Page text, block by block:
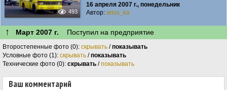
493
16 апреля 2007 г., понедельник
Автор: ariss_ka
↑ Март 2007 г. Поступил на предприятие
Второстепенные фото (0): скрывать /показывать
Условные фото (1): скрывать /показывать
Технические фото (0): скрывать /показывать
Ваш комментарий